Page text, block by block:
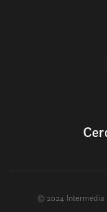
© 2024 Intermedia